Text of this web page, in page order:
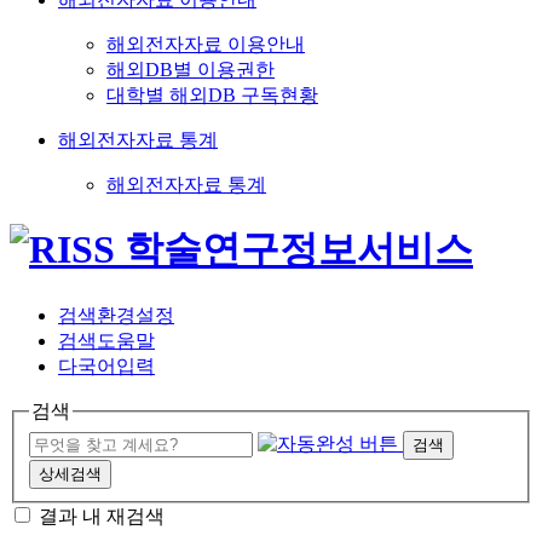
해외전자자료 이용안내
해외DB별 이용권한
대학별 해외DB 구독현황
해외전자자료 통계
해외전자자료 통계
검색환경설정
검색도움말
다국어입력
검색
검색
상세검색
결과 내 재검색